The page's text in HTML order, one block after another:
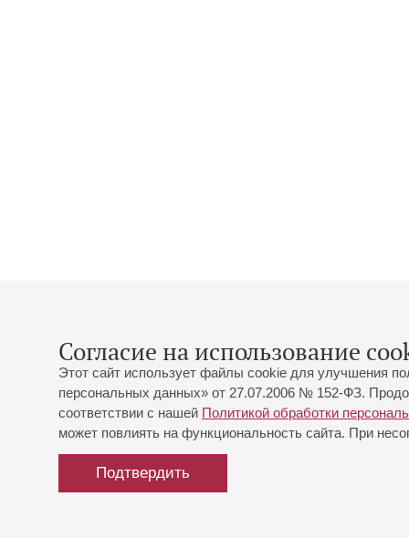
Согласие на использование
Этот сайт использует файлы cookie для улучшения
персональных данных» от 27.07.2006 № 152-ФЗ.
соответствии с нашей Политикой обработки
может повлиять на функциональность сайта. При
Подтвердить